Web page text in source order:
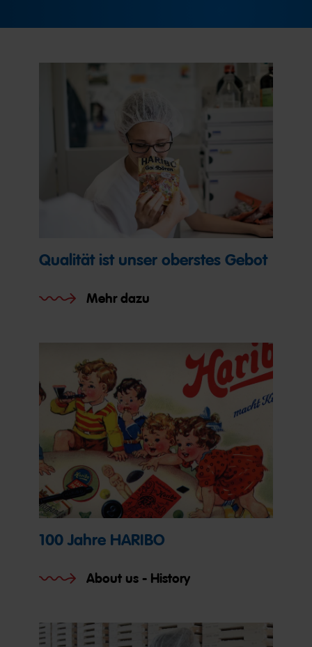
Qualität ist unser oberstes Gebot
Mehr dazu
100 Jahre HARIBO
About us - History